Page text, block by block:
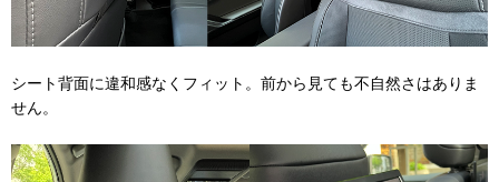
シート背面に違和感なくフィット。前から見ても不自然さはありま
せん。